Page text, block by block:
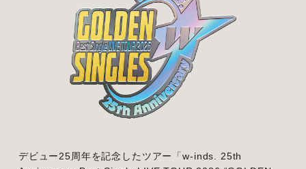
デビュー25周年を記念したツアー「w-inds. 25th